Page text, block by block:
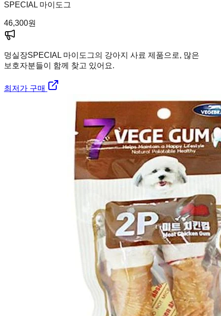
SPECIAL 마이도그
46,300원
멍실장SPECIAL 마이도그의 강아지 사료 제품으로, 많은
보호자분들이 함께 찾고 있어요.
최저가 구매